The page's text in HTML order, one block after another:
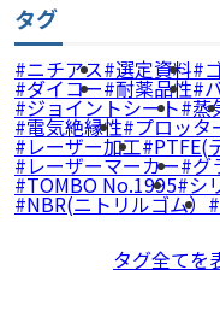
タグ
ニチアス 選定資料
ダイコー 耐薬品性
ジョイントシート 蒸
電気絶縁性 プロッタ
レーザー加工 PTFE(
レーザーマーカー グ
TOMBO No.1995 シ
NBR(ニトリルゴム）
タグ全てを